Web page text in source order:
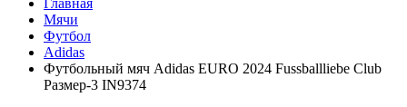
Главная
Мячи
Футбол
Adidas
Футбольный мяч Adidas EURO 2024 Fussballliebe Club
Размер-3 IN9374